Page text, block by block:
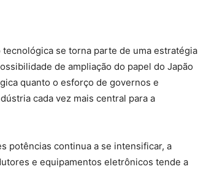
se torna parte de uma estratégia
de ampliação do papel do Japão
quanto o esforço de governos e
cada vez mais central para a
potências continua a se intensificar, a
e equipamentos eletrônicos tende a